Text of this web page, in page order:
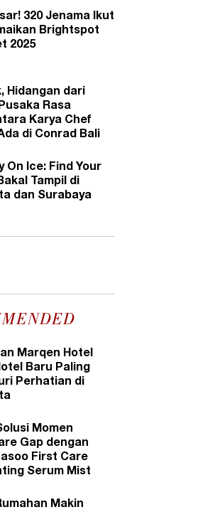
320 Jenama Ikut
Brightspot
2025
Hidangan dari
Rasa
Karya Chef
di Conrad Bali
On Ice: Find Your
Tampil di
dan Surabaya
Marqen Hotel
Baru Paling
Perhatian di
Momen
Gap dengan
First Care
Serum Mist
Makin